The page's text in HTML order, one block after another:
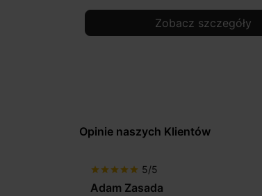
Zobacz szczegóły
Opinie naszych Klientów
star star star star star 5/5
Adam Zasada